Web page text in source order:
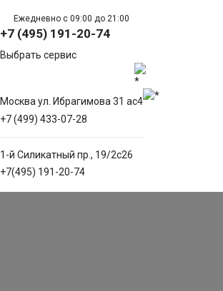
Ежедневно с 09:00 до 21:00
+7 (495) 191-20-74
Выбрать сервис
Москва ул. Ибрагимова 31 ас4
+7 (499) 433-07-28
1-й Силикатный пр., 19/2с26
+7(495) 191-20-74